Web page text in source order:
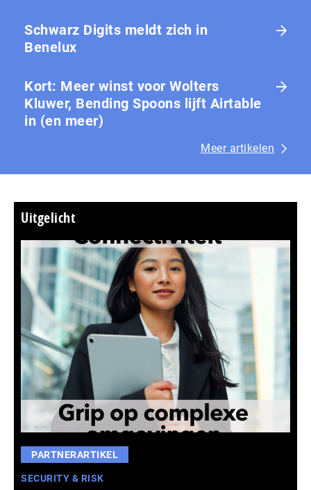
Schwarz Digits meldt zich in
Benelux
Kort: Meer winst voor Wolters
Kluwer, Bending Spoons lijft Airtable
in (en meer)
Meer artikelen
Uitgelicht
PARTNERARTIKEL
SECURITY & RISK